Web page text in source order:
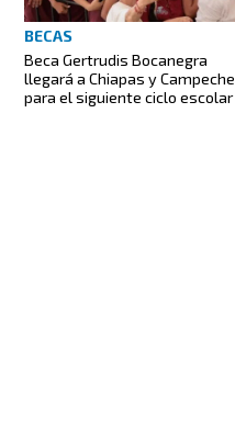
BECAS
Beca Gertrudis Bocanegra
llegará a Chiapas y Campeche
para el siguiente ciclo escolar